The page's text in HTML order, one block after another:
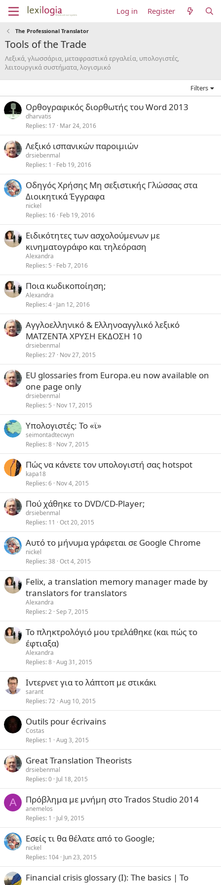
Log in Register
The Professional Translator
Tools of the Trade
Λεξικά, γλωσσάρια, μεταφραστικά εργαλεία, υπολογιστές,
λειτουργικά συστήματα, λογισμικό
Filters
Ορθογραφικός διορθωτής του Word 2013
dharvatis
Replies 17 Mar 24, 2016
Λεξικό ισπανικών παροιμιών
drsiebenmal
Replies 1 Feb 19, 2016
Οδηγός Χρήσης Μη σεξιστικής Γλώσσας στα
Διοικητικά Έγγραφα
nickel
Replies 16 Feb 19, 2016
Ειδικότητες των ασχολούμενων με
κινηματογράφο και τηλεόραση
Alexandra
Replies 5 Feb 7, 2016
Ποια κωδικοποίηση;
Alexandra
Replies 4 Jan 12, 2016
Αγγλοελληνικό & Ελληνοαγγλικό λεξικό
ΜΑΤΖΕΝΤΑ ΧΡΥΣΗ ΕΚΔΟΣΗ 10
drsiebenmal
Replies 27 Nov 27, 2015
EU glossaries from Europa.eu now available on
one page only
drsiebenmal
Replies 5 Nov 17, 2015
Υπολογιστές: Το «ϊ»
seimontadtecwyn
Replies 8 Nov 7, 2015
Πώς να κάνετε τον υπολογιστή σας hotspot
kapa18
Replies 6 Nov 4, 2015
Πού χάθηκε το DVD/CD-Player;
drsiebenmal
Replies 11 Oct 20, 2015
Αυτό το μήνυμα γράφεται σε Google Chrome
nickel
Replies 38 Oct 4, 2015
Felix, a translation memory manager made by
translators for translators
Alexandra
Replies 2 Sep 7, 2015
Το πληκτρολόγιό μου τρελάθηκε (και πώς το
έφτιαξα)
Alexandra
Replies 8 Aug 31, 2015
Ιντερνετ για το λάπτοπ με στικάκι
sarant
Replies 72 Aug 10, 2015
Outils pour écrivains
Costas
Replies 1 Aug 3, 2015
Great Translation Theorists
drsiebenmal
Replies 0 Jul 18, 2015
A Πρόβλημα με μνήμη στο Trados Studio 2014
anemelos
Replies 1 Jul 9, 2015
Εσείς τι θα θέλατε από το Google;
nickel
Replies 104 Jun 23, 2015
Financial crisis glossary (I): The basics | Το